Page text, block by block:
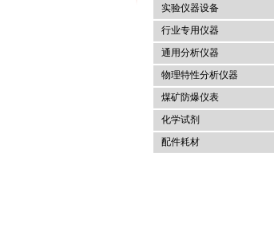
麦科仪（北京）科技有
实验仪器设备
行业专用仪器
通用分析仪器
物理特性分析仪器
煤矿防爆仪表
化学试剂
配件耗材